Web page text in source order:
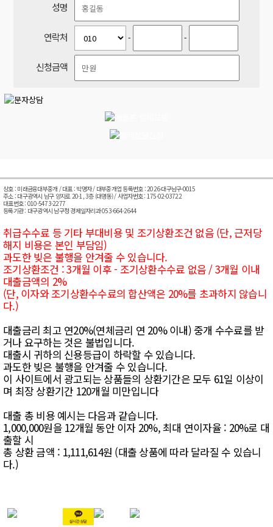
성명
연락처 - -
신청금액
상호 : 미래금융대부중개 / 대표 : 박명자 / 대부중개업 등록번호 : 2026-대구남구-0015
주소 : 대구광역시 남구 양지로 20-1, 3층 (대명동) / 사업자번호 : 175-02-03722
대표번호 : 010-5473-2277
등록기관 : 대구광역시 남구청 경제일자리과 053-664-2644
취급수수료 등 기타 부대비용 및 조기상환조건 없음 (단, 근저당
해지 비용은 본인 부담임)
과도한 빚은 불행을 안겨줄 수 있습니다.
조기상환조건 : 3개월 이후 - 조기상환수수료 없음 / 3개월 이내
대출금액의 2%
(단, 이자와 조기상환수수료의 합산액은 20%를 초과하지 않습니
다.)
대출금리 최고 연20%(연체금리 연 20% 이내) 중개 수수료를 받
거나 요구하는 것은 불법입니다.
대출시 귀하의 신용등급이 하락할 수 있습니다.
과도한 빚은 불행을 안겨줄 수 있습니다.
이 사이트에서 광고되는 상품들의 상환기간은 모두 61일 이상이
며 최장 상환기간 120개월 미만입니다
대출 총 비용 예시는 다음과 같습니다.
1,000,000원을 12개월 동안 이자 20%, 최대 연이자율 : 20%로 대
출할 시
총 상환 금액 : 1,111,614원 (대출 상품에 따라 달라질 수 있습니
다.)